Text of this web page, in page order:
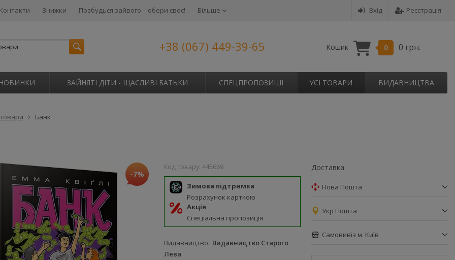
Вхід Реєстрація
Контакти Знижки Позбудься зайвого – обери своє! Більше
+38 (067) 449-39-65 Кошик 0 0 грн.
НОВИНКИ ЗАЙНЯТІ ДІТИ - ЩАСЛИВІ БАТЬКИ СПЕЦПРОПОЗИЦІЇ УСІ ТОВАРИ ВИДАВНИЦТВА
товари Банк
-7%
Код товару: 445669
Зимова підтримка
Розрахунок карткою
Акція
Спеціальна пропозиція
Видавництво Видавництво Старого
Лева
Доставка:
Нова Пошта
Укр Пошта
Самовивіз м. Київ